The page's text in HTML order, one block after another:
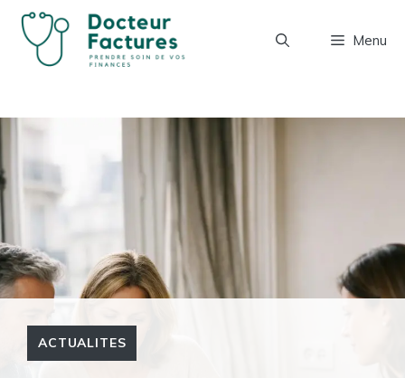
Aller
contenu
Menu
ACTUALITES